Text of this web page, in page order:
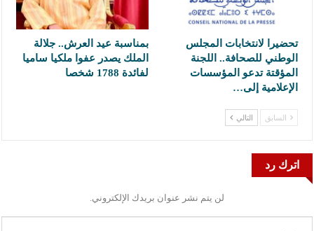
تحضيرا لانتخابات المجلس
الوطني للصحافة.. اللجنة
المؤقتة تدعو المؤسسات
الإعلامية إلى…
بمناسبة عيد العرش.. جلالة
الملك يصدر عفوا ملكيا ساميا
لفائدة 1788 شخصا
السابق التالي
اترك رد
لن يتم نشر عنوان بريدك الإلكتروني.